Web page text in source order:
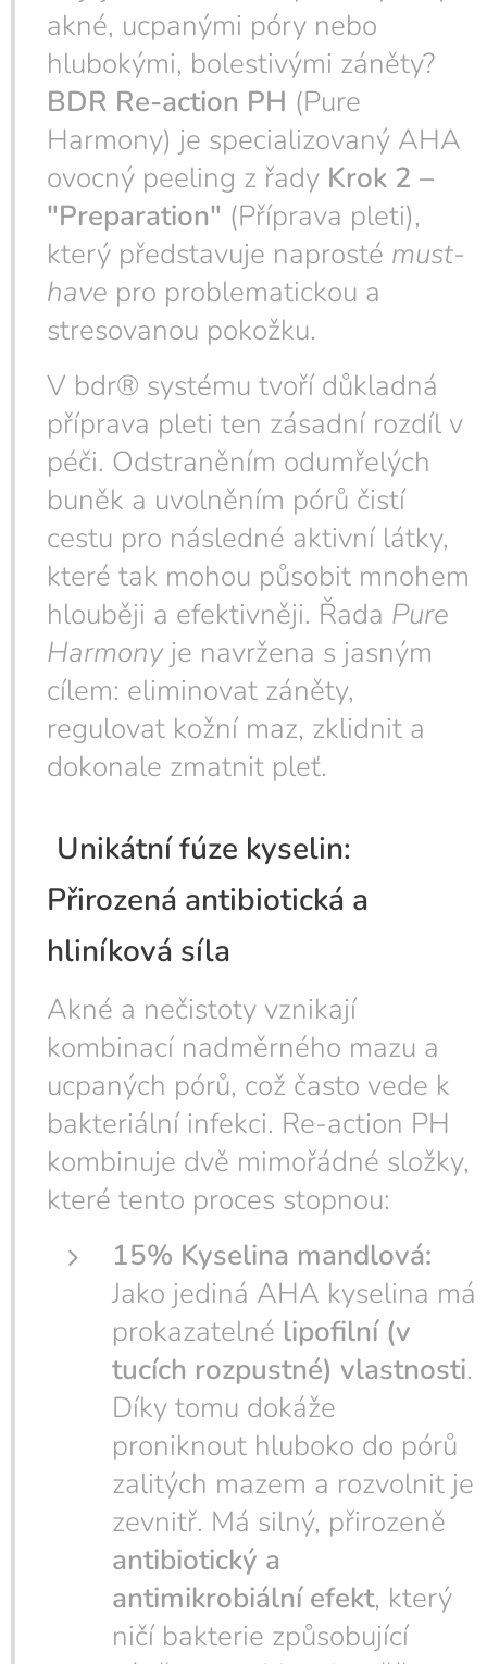
akné, ucpanými póry nebo
hlubokými, bolestivými záněty?
BDR Re-action PH (Pure
Harmony) je specializovaný AHA
ovocný peeling z řady Krok 2 –
"Preparation" (Příprava pleti),
který představuje naprosté must-
have pro problematickou a
stresovanou pokožku.
V bdr® systému tvoří důkladná
příprava pleti ten zásadní rozdíl v
péči. Odstraněním odumřelých
buněk a uvolněním pórů čistí
cestu pro následné aktivní látky,
které tak mohou působit mnohem
hlouběji a efektivněji. Řada Pure
Harmony je navržena s jasným
cílem: eliminovat záněty,
regulovat kožní maz, zklidnit a
dokonale zmatnit pleť.
Unikátní fúze kyselin:
Přirozená antibiotická a
hliníková síla
Akné a nečistoty vznikají
kombinací nadměrného mazu a
ucpaných pórů, což často vede k
bakteriální infekci. Re-action PH
kombinuje dvě mimořádné složky,
které tento proces stopnou:
15% Kyselina mandlová:
Jako jediná AHA kyselina má
prokazatelné lipofilní (v
tucích rozpustné) vlastnosti.
Díky tomu dokáže
proniknout hluboko do pórů
zalitých mazem a rozvolnit je
zevnitř. Má silný, přirozeně
antibiotický a
antimikrobiální efekt, který
ničí bakterie způsobující